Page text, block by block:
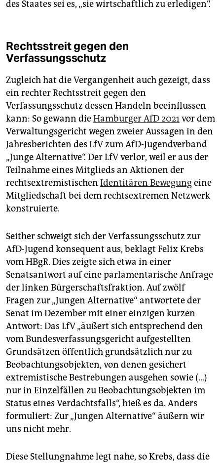
des Staates sei es, „sie wirtschaftlich zu erledigen“.
Rechtsstreit gegen den
Verfassungsschutz
Zugleich hat die Vergangenheit auch gezeigt, dass
ein rechter Rechtsstreit gegen den
Verfassungsschutz dessen Handeln beeinflussen
kann: So gewann dieHamburger AfD 2021vor dem
Verwaltungsgericht wegen zweier Aussagen in den
Jahresberichten des LfV zum AfD-Jugendverband
„Junge Alternative“. Der LfV verlor, weil er aus der
Teilnahme eines Mitglieds an Aktionen der
rechtsextremistischen Identitären Bewegungeine
Mitgliedschaft bei dem rechtsextremen Netzwerk
konstruierte.
Seither schweigt sich der Verfassungsschutz zur
AfD-Jugend konsequent aus, beklagt Felix Krebs
vom HBgR. Dies zeigte sich etwa in einer
Senatsantwort auf eine parlamentarische Anfrage
der linken Bürgerschaftsfraktion. Auf zwölf
Fragen zur „Jungen Alternative“ antwortete der
Senat im Dezember mit einer einzigen kurzen
Antwort: Das LfV „äußert sich entsprechend den
vom Bundesverfassungsgericht aufgestellten
Grundsätzen öffentlich grundsätzlich nur zu
Beobachtungsobjekten, von denen gesichert
extremistische Bestrebungen ausgehen sowie (…)
nur in Einzelfällen zu Beobachtungsobjekten im
Status eines Verdachtsfalls“, hieß es da. Anders
formuliert: Zur „Jungen Alternative“ äußern wir
uns nicht mehr.
Diese Stellungnahme legt nahe, so Krebs, dass die